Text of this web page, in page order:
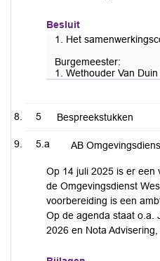
Besluit
1. Het
Burgemeester:
1. Wethouder Van
5 Bespreekstukken
5.a AB
Op 14 juli 2025 is er een
de Omgevingsdienst
voorbereiding is een
Op de agenda staat o.a.
2026 en Nota